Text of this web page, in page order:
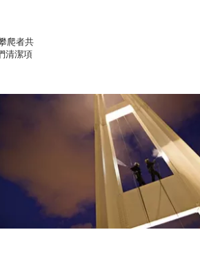
爬者共
清潔項